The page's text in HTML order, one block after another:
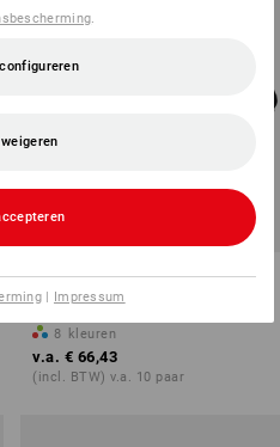
Allroundschoenen e.s. Bani low
8 kleuren
v.a. € 66,43
(incl. BTW) v.a. 10 paar
| Impressum